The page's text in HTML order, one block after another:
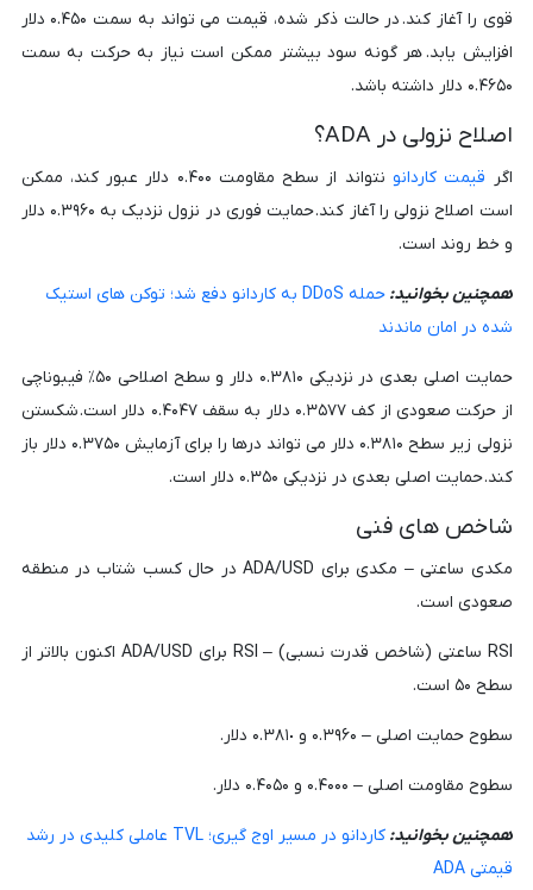
قوی را آغاز کند. در حالت ذکر شده، قیمت می تواند به سمت ۰.۴۵۰ دلار
افزایش یابد. هر گونه سود بیشتر ممکن است نیاز به حرکت به سمت
۰.۴۶۵۰ دلار داشته باشد.
اصلاح نزولی در ADA؟
اگر قیمت کاردانو
نتواند از سطح مقاومت ۰.۴۰۰ دلار عبور کند، ممکن
است اصلاح نزولی را آغاز کند. حمایت فوری در نزول نزدیک به ۰.۳۹۶۰ دلار
و خط روند است.
همچنین بخوانید:
حمله DDoS به کاردانو دفع شد؛ توکن های استیک
شده در امان ماندند
حمایت اصلی بعدی در نزدیکی ۰.۳۸۱۰ دلار و سطح اصلاحی ۵۰٪ فیبوناچی
از حرکت صعودی از کف ۰.۳۵۷۷ دلار به سقف ۰.۴۰۴۷ دلار است. شکستن
نزولی زیر سطح ۰.۳۸۱۰ دلار می تواند درها را برای آزمایش ۰.۳۷۵۰ دلار باز
کند. حمایت اصلی بعدی در نزدیکی ۰.۳۵۰ دلار است.
شاخص های فنی
مکدی ساعتی – مکدی برای ADA/USD در حال کسب شتاب در منطقه
صعودی است.
RSI ساعتی (شاخص قدرت نسبی) – RSI برای ADA/USD اکنون بالاتر از
سطح ۵۰ است.
سطوح حمایت اصلی – ۰.۳۹۶۰ و ۰.٣٨١٠ دلار.
سطوح مقاومت اصلی – ۰.۴۰۰۰ و ۰.۴۰۵۰ دلار.
همچنین بخوانید:
کاردانو در مسیر اوج گیری؛ TVL عاملی کلیدی در رشد
قیمتی ADA